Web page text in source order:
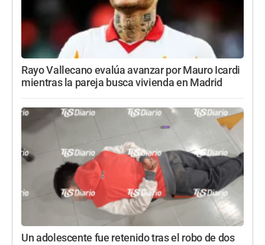
Rayo Vallecano evalúa avanzar por Mauro Icardi
mientras la pareja busca vivienda en Madrid
Un adolescente fue retenido tras el robo de dos